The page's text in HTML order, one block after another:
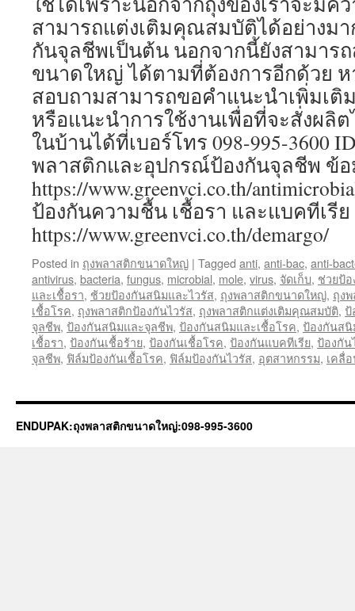
สามารถแต่งเติมคุณสมบัติได้อย่างมา
กันจุลชีพเป็นต้น นอกจากนี้ยังสามาร
ขนาดใหญ่ ได้ตามที่ต้องการอีกด้วย
สอบถามสามารถขอคำแนะนำเพิ่มเติ
หรือแนะนำการใช้งานเพื่อที่จะสั่งผลิ
ในบ้านได้ที่เบอร์โทร 098-995-3600
พลาสติกและอุปกรณ์ป้องกันจุลชีพ ข้อ
https://www.greenvci.co.th/
ป้องกันความชื้น เชื้อรา และแบคทีเรี
https://www.greenvci.co.th/demargo/
Posted in ถุงพลาสติกขนาดใหญ่ | Tagged anti, anti-bac, anti-
antivirus, bacteria, fungus, microbial, mole, virus, จัดเก็บ, ช่วยป้
และเชื้อรา, ช้วยป้องกันสนิมและไวรัส, ถุงพลาสติกขนาดใหญ่, ถุง
เชื้อโรค, ถุงพลาสติกป้องกันไวรัส, ถุงพลาสติกแต่งเติมคุณสมบัติ, ป้
จุลชีพ, ป้องกันสนิมและจุลชีพ, ป้องกันสนิมและเชื้อโรค, ป้องกันสนิ
เชื้อรา, ป้องกันเชื้อร้าย, ป้องกันเชื้อโรค, ป้องกันแบคทีเรีย, ป้องกัน
จุลชีพ, ฟิล์มป้องกันเชื้อโรค, ฟิล์มป้องกันไวรัส, อุตสาหกรรม, เคลื่
ENDUPAK:ถุงพลาสติกขนาดใหญ่:098-995-3600